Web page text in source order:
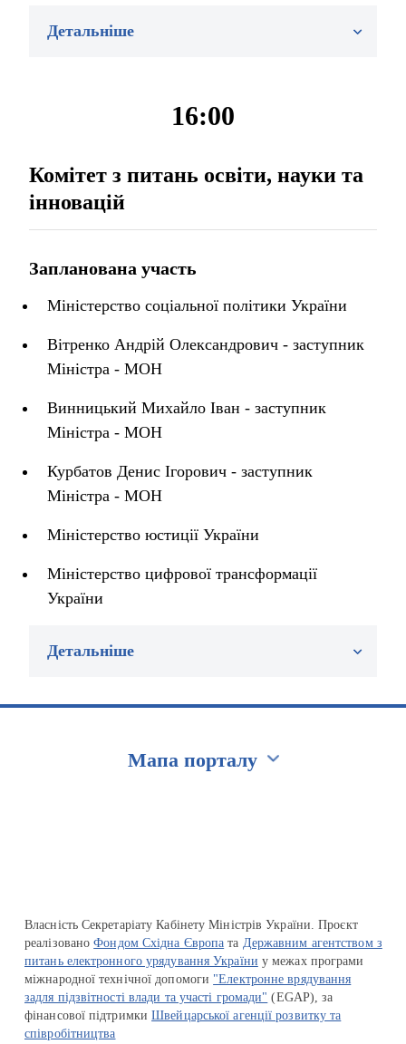
Детальніше
16:00
Комітет з питань освіти, науки та
інновацій
Запланована участь
Міністерство соціальної політики України
Вітренко Андрій Олександрович - заступник
Міністра - МОН
Винницький Михайло Іван - заступник
Міністра - МОН
Курбатов Денис Ігорович - заступник
Міністра - МОН
Міністерство юстиції України
Міністерство цифрової трансформації
України
Детальніше
Мапа порталу
Власність Секретаріату Кабінету Міністрів України. Проєкт
реалізованоФондом Східна Європа та Державним агентством з
питань електронного урядування України у межах програми
міжнародної технічної допомоги "Електронне врядування
задля підзвітності влади та участі громади" (EGAP), за
фінансової підтримкиШвейцарської агенції розвитку та
співробітництва